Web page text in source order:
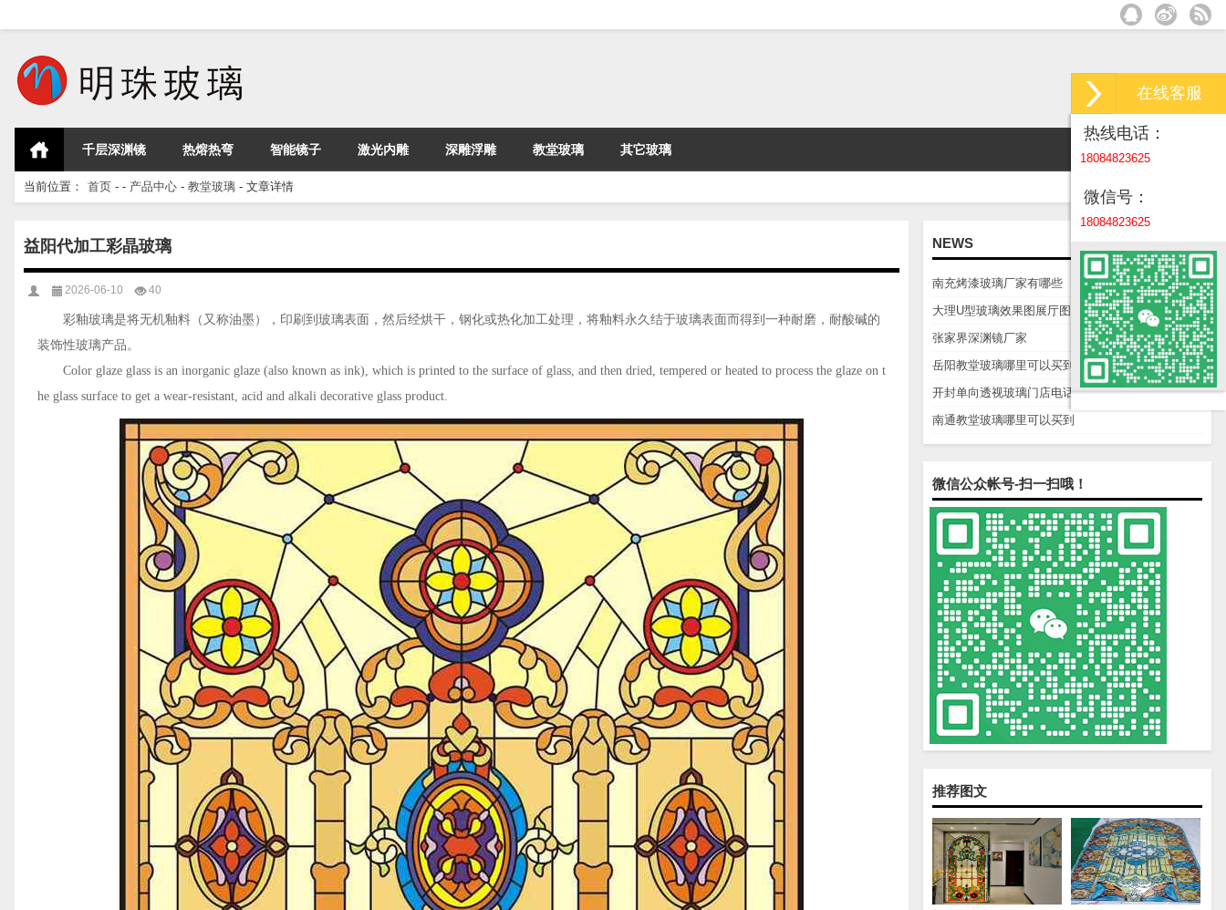
千层深渊镜 热熔热弯 智能镜子 激光内雕 深雕浮雕 教堂玻璃 其它玻璃
当前位置： 首页 - - 产品中心 - 教堂玻璃 - 文章详情
NEWS
南充烤漆玻璃厂家有哪些
大理U型玻璃效果图展厅图
张家界深渊镜厂家
岳阳教堂玻璃哪里可以买到
开封单向透视玻璃门店电话微信是多少？
南通教堂玻璃哪里可以买到
微信公众帐号-扫一扫哦！
推荐图文
益阳代加工彩晶玻璃
2026-06-10 40
彩釉玻璃是将无机釉料（又称油墨），印刷到玻璃表面，然后经烘干，钢化或热化加工处理，将釉料永久结于玻璃表面而得到一种耐磨，耐酸碱的
装饰性玻璃产品。
Color glaze glass is an inorganic glaze (also known as ink), which is printed to the surface of glass, and then dried, tempered or heated to process the glaze on t
he glass surface to get a wear-resistant, acid and alkali decorative glass product.
在线客服
热线电话：
18084823625
微信号：
18084823625